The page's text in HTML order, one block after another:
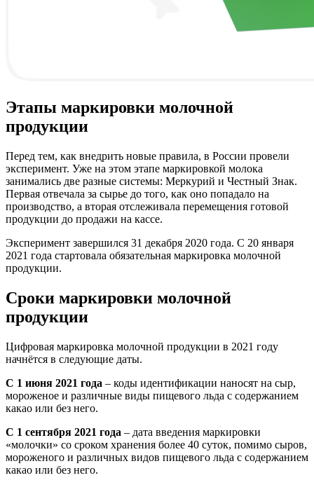
Этапы маркировки молочной
продукции
Перед тем, как внедрить новые правила, в России провели
эксперимент. Уже на этом этапе маркировкой молока
занимались две разные системы: Меркурий и Честный Знак.
Первая отвечала за сырье до того, как оно попадало на
производство, а вторая отслеживала перемещения готовой
продукции до продажи на кассе.
Эксперимент завершился 31 декабря 2020 года. С 20 января
2021 года стартовала обязательная маркировка молочной
продукции.
Сроки маркировки молочной
продукции
Цифровая маркировка молочной продукции в 2021 году
начнётся в следующие даты.
С 1 июня 2021 года – коды идентификации наносят на сыр,
мороженое и различные виды пищевого льда с содержанием
какао или без него.
С 1 сентября 2021 года – дата введения маркировки
«молочки» со сроком хранения более 40 суток, помимо сыров,
мороженого и различных видов пищевого льда с содержанием
какао или без него.